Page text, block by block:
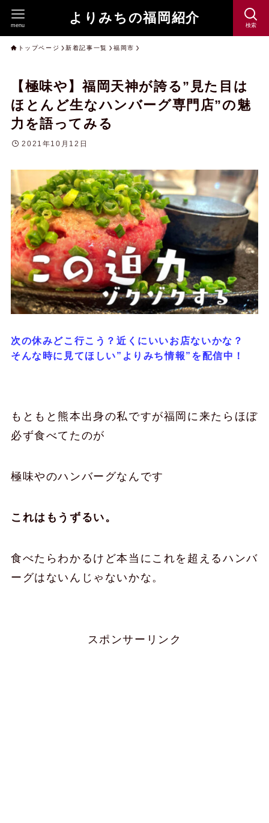
よりみちの福岡紹介 検索
menu
トップページ 新着記事一覧 福岡市
【極味や】福岡天神が誇る”見た目は
ほとんど生なハンバーグ専門店”の魅
力を語ってみる
2021年10月12日
次の休みどこ行こう？近くにいいお店ないかな？
そんな時に見てほしい”よりみち情報”を配信中！
もともと熊本出身の私ですが福岡に来たらほぼ
必ず食べてたのが
極味やのハンバーグなんです
これはもうずるい。
食べたらわかるけど本当にこれを超えるハンバ
ーグはないんじゃないかな。
スポンサーリンク